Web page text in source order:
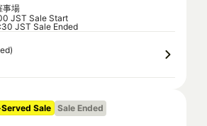
事場
JST Sale Start
JST Sale Ended
Sale Sale Ended